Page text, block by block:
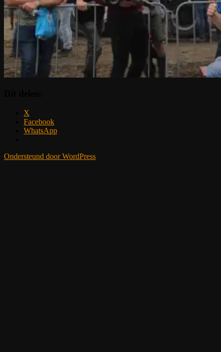
X
Facebook
WhatsApp
Ondersteund door WordPress